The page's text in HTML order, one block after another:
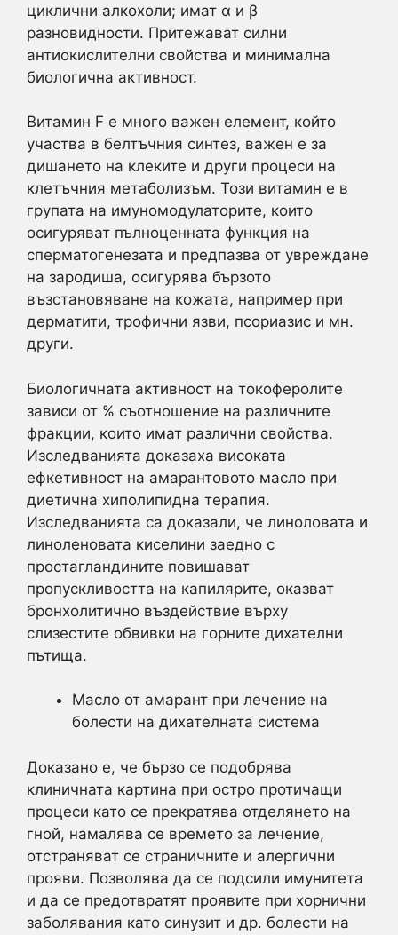
циклични алкохоли; имат α и β
разновидности. Притежават силни
антиокислителни свойства и минимална
биологична активност.
Витамин F е много важен елемент, който
участва в белтъчния синтез, важен е за
дишането на клеките и други процеси на
клетъчния метаболизъм. Този витамин е в
групата на имуномодулаторите, които
осигуряват пълноценната функция на
сперматогенезата и предпазва от увреждане
на зародиша, осигурява бързото
възстановяване на кожата, например при
дерматити, трофични язви, псориазис и мн.
други.
Биологичната активност на токоферолите
зависи от % съотношение на различните
фракции, които имат различни свойства.
Изследванията доказаха високата
ефкетивност на амарантовото масло при
диетична хиполипидна терапия.
Изследванията са доказали, че линоловата и
линоленовата киселини заедно с
простагландините повишават
пропускливостта на капилярите, оказват
бронхолитично въздействие върху
слизестите обвивки на горните дихателни
пътища.
Масло от амарант при лечение на
болести на дихателната система
Доказано е, че бързо се подобрява
клиничната картина при остро протичащи
процеси като се прекратява отделянето на
гной, намалява се времето за лечение,
отстраняват се страничните и алергични
прояви. Позволява да се подсили имунитета
и да се предотвратят проявите при хорнични
заболявания като синузит и др. болести на